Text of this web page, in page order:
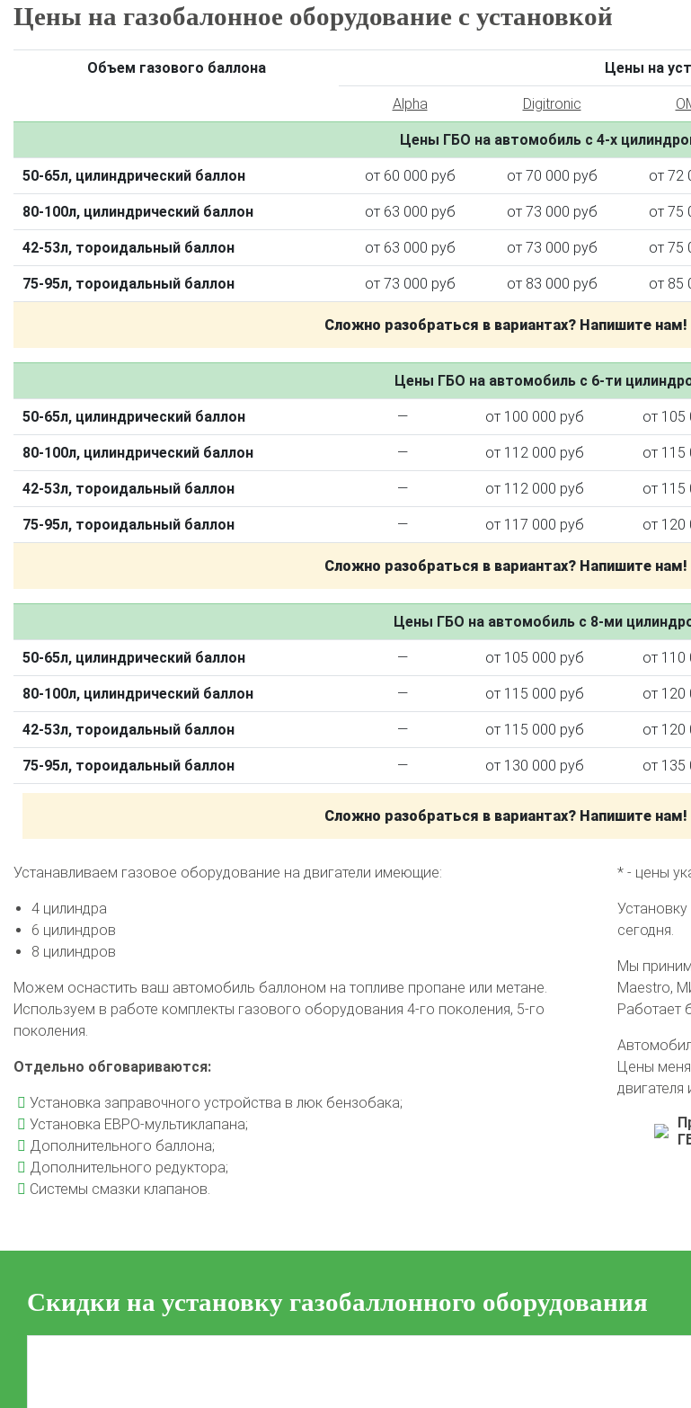
О автосервисе
Отзывы клиентов
Установка ГБО за 6 часов
2-го поколения 4-го поколения
5-го поколения
BRC
OMVL LOVATO KME Digitronic
Калькулятор выгоды ГБО Калькулятор топлива
Техобслуживание ГБО
Полная диагностика ГБО
Чистка и регулировка форсунок
Замена датчика давления
Регистрация ГБО в ГИБДД
Цены на газобалонное оборудование с установкой
Объем газового баллона Цены на
Alpha Digitronic
Цены ГБО на автомобиль с 4-х
50-65л, цилиндрический баллон от 60 000 руб от 70 000 руб от 72
80-100л, цилиндрический баллон от 63 000 руб от 73 000 руб от 75
42-53л, тороидальный баллон от 63 000 руб от 73 000 руб от 75
75-95л, тороидальный баллон от 73 000 руб от 83 000 руб от 85
Сложно разобраться в вариантах? Напишите нам!
Цены ГБО на автомобиль с 6-ти
50-65л, цилиндрический баллон — от 100 000 руб от 105
80-100л, цилиндрический баллон — от 112 000 руб от 115
42-53л, тороидальный баллон — от 112 000 руб от 115
75-95л, тороидальный баллон — от 117 000 руб от 120
Сложно разобраться в вариантах? Напишите нам!
Цены ГБО на автомобиль с 8-ми
50-65л, цилиндрический баллон — от 105 000 руб от 110
80-100л, цилиндрический баллон — от 115 000 руб от 120
42-53л, тороидальный баллон — от 115 000 руб от 120
75-95л, тороидальный баллон — от 130 000 руб от 135
Сложно разобраться в вариантах? Напишите нам!
Устанавливаем газовое оборудование на двигатели имеющие:
4 цилиндра
6 цилиндров
8 цилиндров
Можем оснастить ваш автомобиль баллоном на топливе пропане или метане.
Используем в работе комплекты газового оборудования 4-го поколения, 5-го
поколения.
Отдельно обговариваются:
Установка заправочного устройства в люк бензобака;
Установка ЕВРО-мультиклапана;
Дополнительного баллона;
Дополнительного редуктора;
Системы смазки клапанов.
* - цены
сегодня.
Мы
Maestro,
Работает
Цены
двигателя
Скидки на установку газобаллонного оборудования